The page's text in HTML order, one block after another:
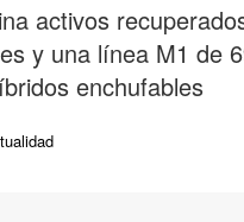
activos
y una línea M1 de
enchufables